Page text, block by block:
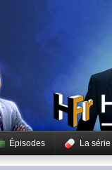
Épisodes La série